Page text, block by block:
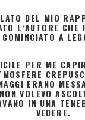
DEL MIO
L’AUTORE
A
PER ME
ERANO
NON VOLEVO
IN UNA
VEDERE.